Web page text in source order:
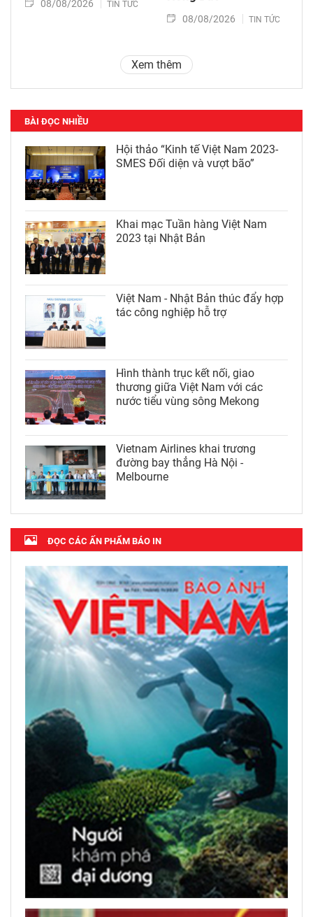
08/08/2026 TIN TỨC
08/08/2026 TIN TỨC
Xem thêm
BÀI ĐỌC NHIỀU
Hội thảo “Kinh tế Việt Nam 2023-
SMES Đối diện và vượt bão”
Khai mạc Tuần hàng Việt Nam
2023 tại Nhật Bản
Việt Nam - Nhật Bản thúc đẩy hợp
tác công nghiệp hỗ trợ
Hình thành trục kết nối, giao
thương giữa Việt Nam với các
nước tiểu vùng sông Mekong
Vietnam Airlines khai trương
đường bay thẳng Hà Nội -
Melbourne
ĐỌC CÁC ẤN PHẨM BÁO IN